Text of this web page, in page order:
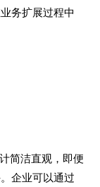
务扩展过程中
简洁直观，即便
企业可以通过